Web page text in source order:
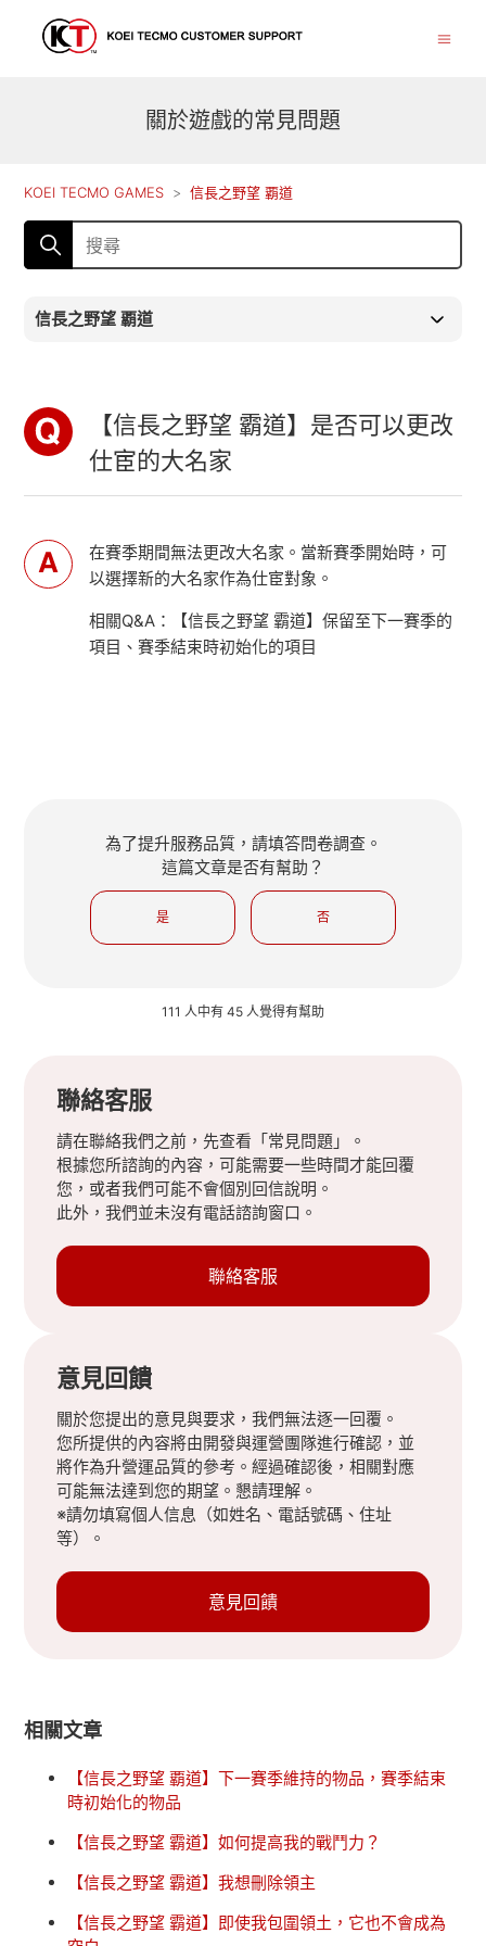
關於遊戲的常見問題
KOEI TECMO GAMES 信長之野望 覇道
信長之野望 覇道
【信長之野望 霸道】是否可以更改
仕宦的大名家
在賽季期間無法更改大名家。當新賽季開始時，可
以選擇新的大名家作為仕宦對象。
相關Q&A：【信長之野望 霸道】保留至下一賽季的
項目、賽季結束時初始化的項目
為了提升服務品質，請填答問卷調查。
這篇文章是否有幫助？
是 否
111 人中有 45 人覺得有幫助
聯絡客服
請在聯絡我們之前，先查看「常見問題」。
根據您所諮詢的內容，可能需要一些時間才能回覆
您，或者我們可能不會個別回信說明。
此外，我們並未沒有電話諮詢窗口。
聯絡客服
意見回饋
關於您提出的意見與要求，我們無法逐一回覆。
您所提供的內容將由開發與運營團隊進行確認，並
將作為升營運品質的參考。經過確認後，相關對應
可能無法達到您的期望。懇請理解。
※請勿填寫個人信息（如姓名、電話號碼、住址
等）。
意見回饋
相關文章
【信長之野望 覇道】下一賽季維持的物品，賽季結束
時初始化的物品
【信長之野望 霸道】如何提高我的戰鬥力？
【信長之野望 霸道】我想刪除領主
【信長之野望 霸道】即使我包圍領土，它也不會成為